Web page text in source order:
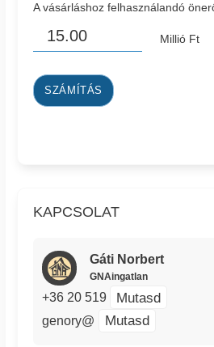
A vásárláshoz felhasználandó
Millió Ft
SZÁMÍTÁS
KAPCSOLAT
Gáti Norbert
GNAingatlan
+36 20 519 Mutasd
genory@ Mutasd